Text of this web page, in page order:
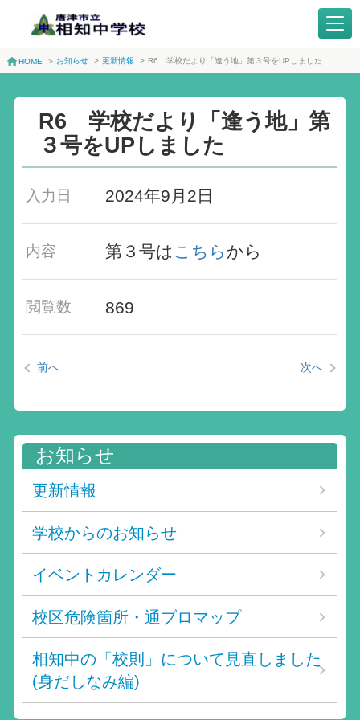
HOME > お知らせ > 更新情報 > R6 学校だより「逢う地」第３号をUPしました
R6 学校だより「逢う地」第
３号をUPしました
入力日 2024年9月2日
内容 第３号は こちら から
閲覧数 869
前へ 次へ
お知らせ
更新情報
学校からのお知らせ
イベントカレンダー
校区危険箇所・通ブロマップ
相知中の「校則」について見直しました
(身だしなみ編)